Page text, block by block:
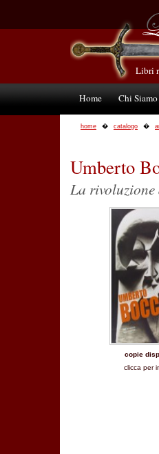
Libri
Home Chi Siamo
home catalogo
Umberto
La
copie
clicca per